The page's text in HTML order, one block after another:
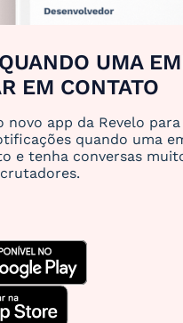
UMA
EM CONTATO
novo app da Revelo
quando uma
e tenha conversas